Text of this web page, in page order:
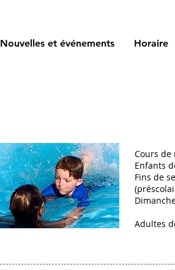
Nouvelles et événements Horaire
Cours de
Enfants
Fins de
Adultes